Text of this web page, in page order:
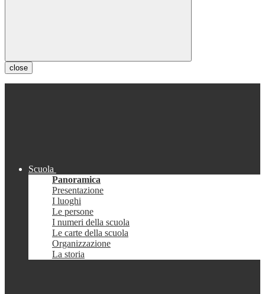
close
Scuola
Panoramica
Presentazione
I luoghi
Le persone
I numeri della scuola
Le carte della scuola
Organizzazione
La storia